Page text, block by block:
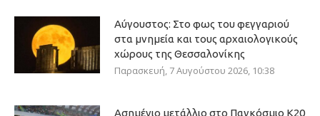
Αύγουστος: Στο φως του φεγγαριού
στα μνημεία και τους αρχαιολογικούς
χώρους της Θεσσαλονίκης
Παρασκευή, 7 Αυγούστου 2026, 10:38
Ασημένιο μετάλλιο στο Παγκόσμιο Κ20